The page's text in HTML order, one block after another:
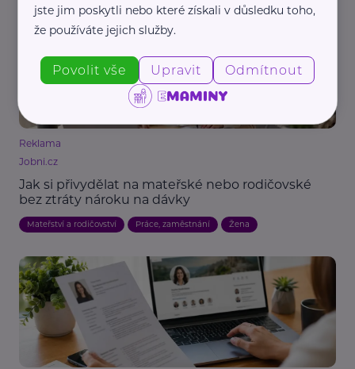
Reklama
Jobni.cz
Jak si přivydělat na mateřské nebo rodičovské
bez ztráty nároku na dávky
Mateřství a rodičovství Práce, zaměstnání Žena
jste jim poskytli nebo které získali v důsledku toho,
že používáte jejich služby.
Povolit vše Upravit Odmítnout